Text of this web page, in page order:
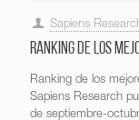
Sapiens
Ranking de los
Ranking de los
Sapiens Research
de septiembre-